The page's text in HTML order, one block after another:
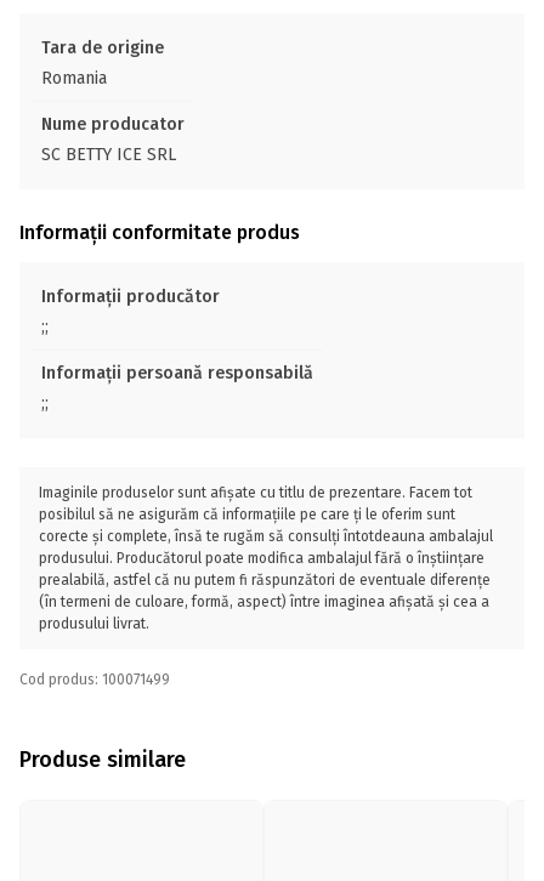
Tara de origine
Romania
Nume producator
SC BETTY ICE SRL
Informații conformitate produs
Informații producător
;;
Informații persoană responsabilă
;;
Imaginile produselor sunt afișate cu titlu de prezentare. Facem tot
posibilul să ne asigurăm că informațiile pe care ți le oferim sunt
corecte și complete, însă te rugăm să consulți întotdeauna ambalajul
produsului. Producătorul poate modifica ambalajul fără o înștiințare
prealabilă, astfel că nu putem fi răspunzători de eventuale diferențe
(în termeni de culoare, formă, aspect) între imaginea afișată și cea a
produsului livrat.
Cod produs: 100071499
Produse similare